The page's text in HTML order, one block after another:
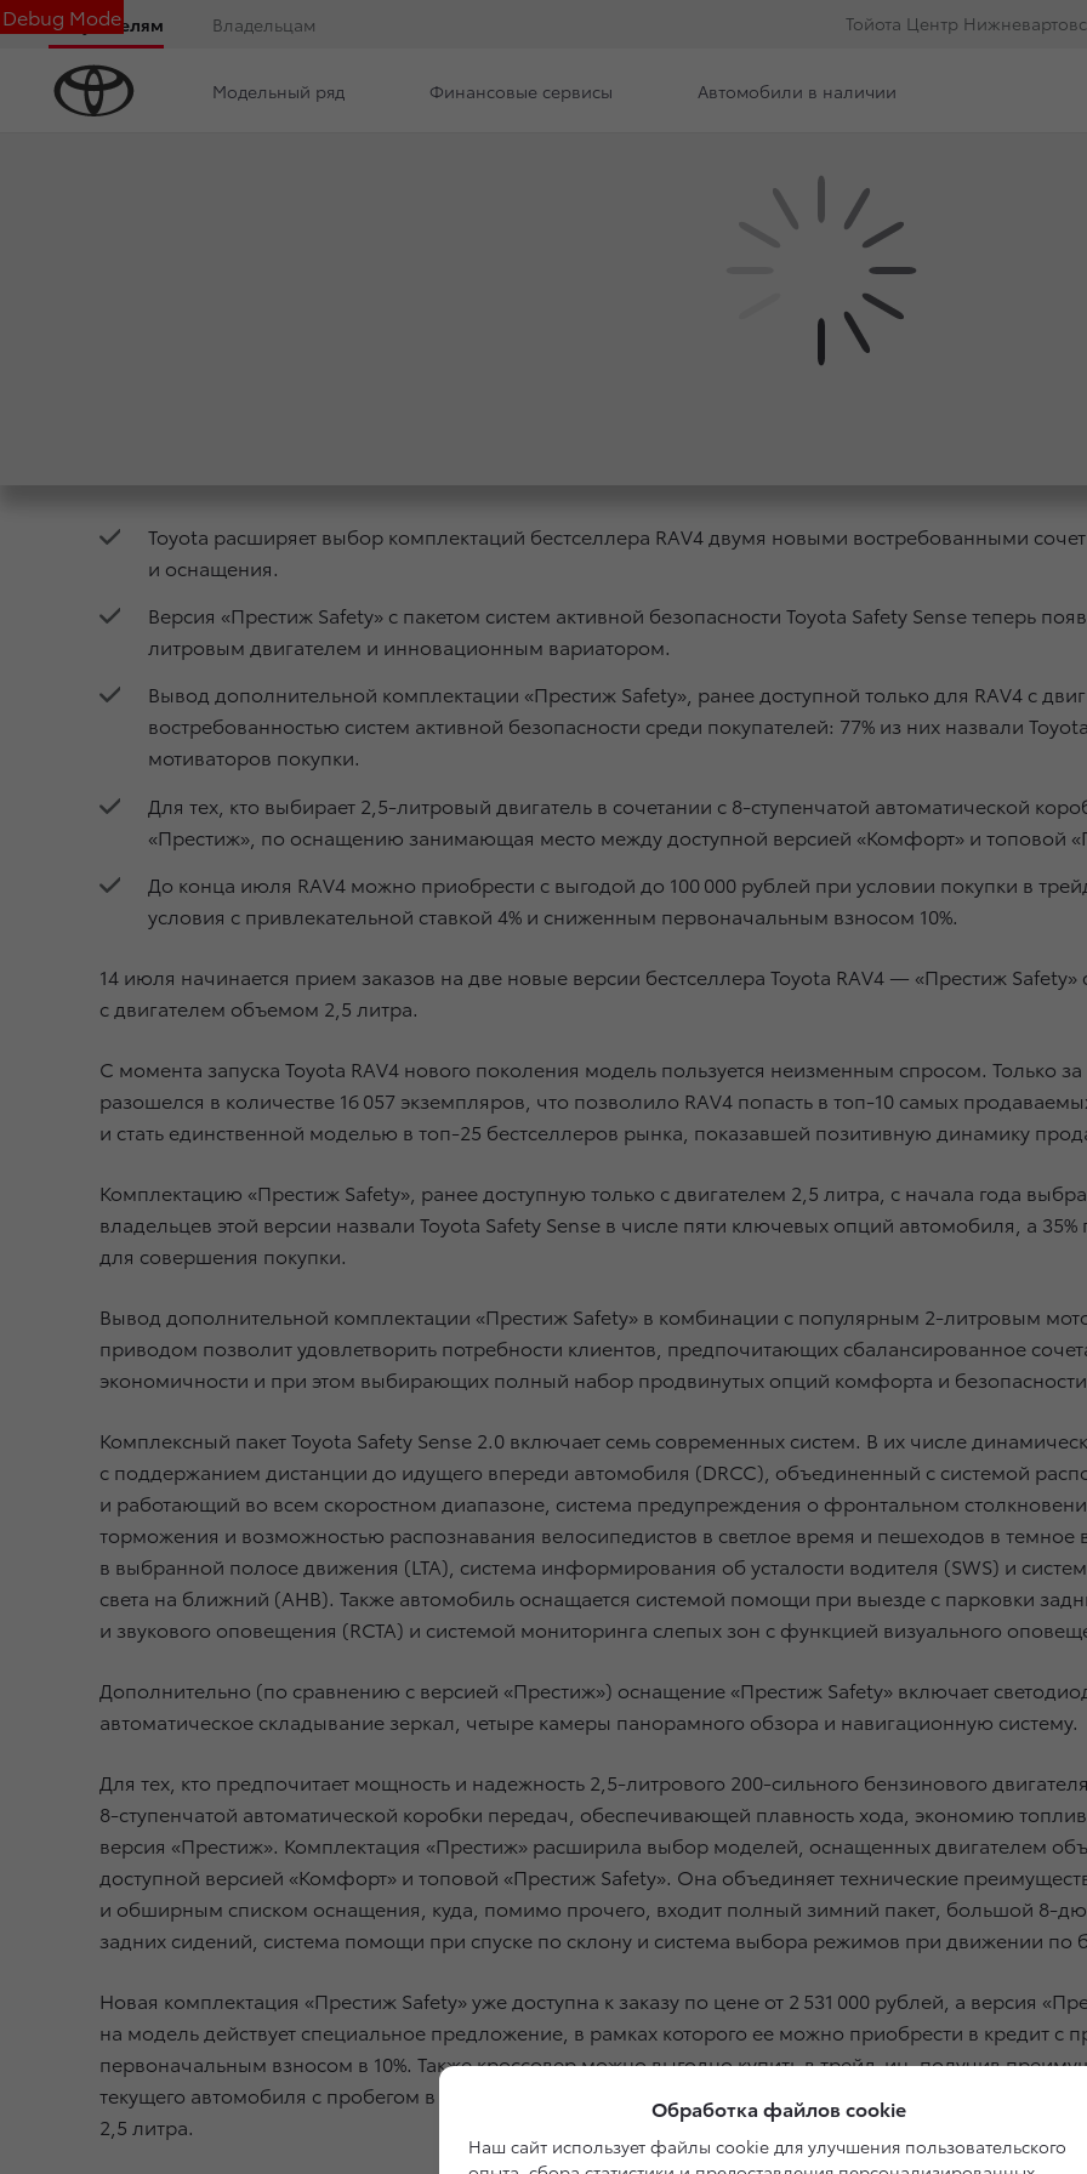
Debug Mode
Покупателям Владельцам Тойота Центр
Модельный ряд Финансовые сервисы Автомобили в наличии
ДВЕ НОВЫЕ ВЕРСИИ БЕСТСЕЛЛЕРА
Toyota расширяет выбор комплектаций бестселлера RAV4 двумя новыми востребованными
и оснащения.
Версия «Престиж Safety» с пакетом систем активной безопасности Toyota Safety Sense теперь
литровым двигателем и инновационным вариатором.
Вывод дополнительной комплектации «Престиж Safety», ранее доступной только для RAV4 с
востребованностью систем активной безопасности среди покупателей: 77% из них назвали
мотиваторов покупки.
Для тех, кто выбирает 2,5-литровый двигатель в сочетании с 8-ступенчатой автоматической
«Престиж», по оснащению занимающая место между доступной версией «Комфорт» и топовой
До конца июля RAV4 можно приобрести с выгодой до 100 000 рублей при условии покупки в
условия с привлекательной ставкой 4% и сниженным первоначальным взносом 10%.
14 июля начинается прием заказов на две новые версии бестселлера Toyota RAV4 — «Престиж
с двигателем объемом 2,5 литра.
С момента запуска Toyota RAV4 нового поколения модель пользуется неизменным спросом. Только
разошелся в количестве 16 057 экземпляров, что позволило RAV4 попасть в топ-10 самых
и стать единственной моделью в топ-25 бестселлеров рынка, показавшей позитивную динамику
Комплектацию «Престиж Safety», ранее доступную только с двигателем 2,5 литра, с начала года
владельцев этой версии назвали Toyota Safety Sense в числе пяти ключевых опций автомобиля, а
для совершения покупки.
Вывод дополнительной комплектации «Престиж Safety» в комбинации с популярным 2-литровым
приводом позволит удовлетворить потребности клиентов, предпочитающих сбалансированное
экономичности и при этом выбирающих полный набор продвинутых опций комфорта и
Комплексный пакет Toyota Safety Sense 2.0 включает семь современных систем. В их числе
с поддержанием дистанции до идущего впереди автомобиля (DRCC), объединенный с системой
и работающий во всем скоростном диапазоне, система предупреждения о фронтальном
торможения и возможностью распознавания велосипедистов в светлое время и пешеходов в темное
в выбранной полосе движения (LTA), система информирования об усталости водителя (SWS) и
света на ближний (AHB). Также автомобиль оснащается системой помощи при выезде с парковки
и звукового оповещения (RCTA) и системой мониторинга слепых зон с функцией визуального
Дополнительно (по сравнению с версией «Престиж») оснащение «Престиж Safety» включает
автоматическое складывание зеркал, четыре камеры панорамного обзора и навигационную систему.
Для тех, кто предпочитает мощность и надежность 2,5-литрового 200-сильного бензинового
8-ступенчатой автоматической коробки передач, обеспечивающей плавность хода, экономию
версия «Престиж». Комплектация «Престиж» расширила выбор моделей, оснащенных двигателем
доступной версией «Комфорт» и топовой «Престиж Safety». Она объединяет технические
и обширным списком оснащения, куда, помимо прочего, входит полный зимний пакет, большой 8-
задних сидений, система помощи при спуске по склону и система выбора режимов при движении
Новая комплектация «Престиж Safety» уже доступна к заказу по цене от 2 531 000 рублей, а версия
на модель действует специальное предложение, в рамках которого ее можно приобрести в кредит с
первоначальным взносом в 10%. Также кроссовер можно выгодно купить в трейд-ин, получив
текущего автомобиля с пробегом в счет стоимости RAV4 с 2-литровым двигателем и 50 000 рублей —
2,5 литра.
Обработка файлов cookie
Наш сайт использует файлы cookie для улучшения пользовательского